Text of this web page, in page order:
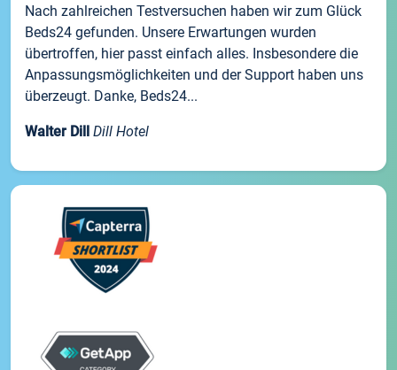
Nach zahlreichen Testversuchen haben wir zum Glück
Beds24 gefunden. Unsere Erwartungen wurden
übertroffen, hier passt einfach alles. Insbesondere die
Anpassungsmöglichkeiten und der Support haben uns
überzeugt. Danke, Beds24...
Walter Dill Dill Hotel